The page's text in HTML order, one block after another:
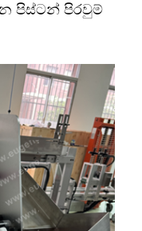
පිස්ටන් පිරවුම්